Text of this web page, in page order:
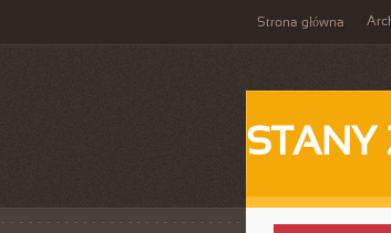
Strona główna
STANY